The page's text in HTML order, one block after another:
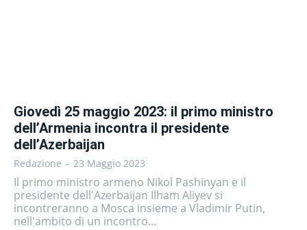
Giovedì 25 maggio 2023: il primo ministro
dell’Armenia incontra il presidente
dell’Azerbaijan
Redazione - 23 Maggio 2023
Il primo ministro armeno Nikol Pashinyan e il
presidente dell'Azerbaijan Ilham Aliyev si
incontreranno a Mosca insieme a Vladimir Putin,
nell'ambito di un incontro...